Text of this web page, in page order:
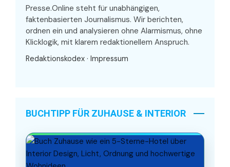
Presse.Online steht für unabhängigen,
faktenbasierten Journalismus. Wir berichten,
ordnen ein und analysieren ohne Alarmismus, ohne
Klicklogik, mit klarem redaktionellem Anspruch.
Redaktionskodex · Impressum
BUCHTIPP FÜR ZUHAUSE & INTERIOR